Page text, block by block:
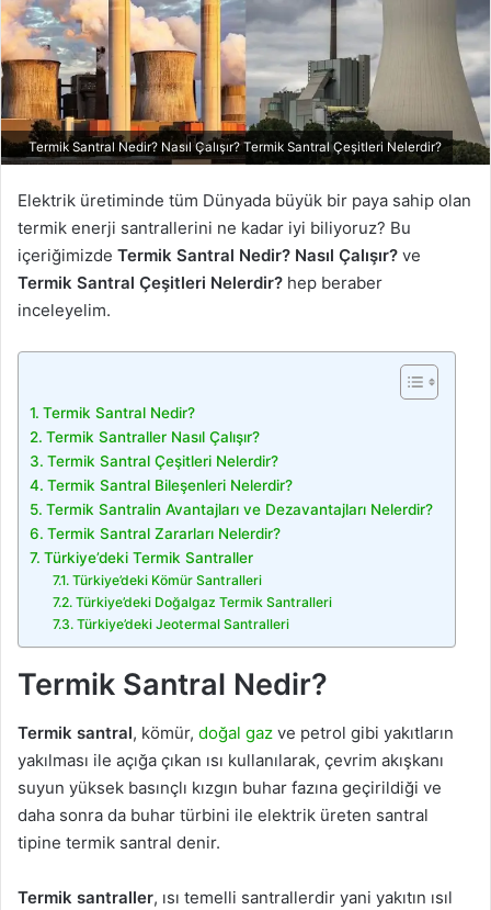
Termik Santral Nedir? Nasıl Çalışır? Termik Santral Çeşitleri Nelerdir?
Elektrik üretiminde tüm Dünyada büyük bir paya sahip olan
termik enerji santrallerini ne kadar iyi biliyoruz? Bu
içeriğimizde Termik Santral Nedir? Nasıl Çalışır? ve
Termik Santral Çeşitleri Nelerdir? hep beraber
inceleyelim.
Termik Santral Nedir?
Termik Santraller Nasıl Çalışır?
Termik Santral Çeşitleri Nelerdir?
Termik Santral Bileşenleri Nelerdir?
Termik Santralin Avantajları ve Dezavantajları Nelerdir?
Termik Santral Zararları Nelerdir?
Türkiye’deki Termik Santraller
Türkiye’deki Kömür Santralleri
Türkiye’deki Doğalgaz Termik Santralleri
Türkiye’deki Jeotermal Santralleri
Termik Santral Nedir?
Termik santral, kömür, doğal gaz ve petrol gibi yakıtların
yakılması ile açığa çıkan ısı kullanılarak, çevrim akışkanı
suyun yüksek basınçlı kızgın buhar fazına geçirildiği ve
daha sonra da buhar türbini ile elektrik üreten santral
tipine termik santral denir.
Termik santraller, ısı temelli santrallerdir yani yakıtın ısıl